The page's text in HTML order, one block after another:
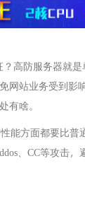
？高防服务器就
网站业务受到影
有啥。
能方面都要比普
、CC等攻击